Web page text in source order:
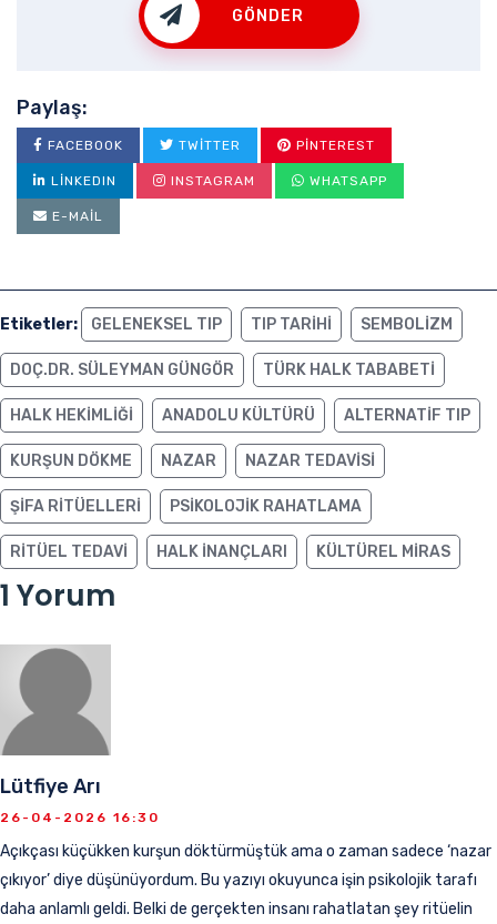
GÖNDER
Paylaş:
FACEBOOK TWITTER PINTEREST
LINKEDIN INSTAGRAM WHATSAPP
E-MAIL
Etiketler: GELENEKSEL TIP TIP TARIHI SEMBOLIZM
DOÇ.DR. SÜLEYMAN GÜNGÖR TÜRK HALK TABABETI
HALK HEKIMLIĞI ANADOLU KÜLTÜRÜ ALTERNATIF TIP
KURŞUN DÖKME NAZAR NAZAR TEDAVISI
ŞIFA RITÜELLERI PSIKOLOJIK RAHATLAMA
RITÜEL TEDAVI HALK INANÇLARI KÜLTÜREL MIRAS
1 Yorum
Lütfiye Arı
26-04-2026 16:30
Açıkçası küçükken kurşun döktürmüştük ama o zaman sadece ‘nazar
çıkıyor’ diye düşünüyordum. Bu yazıyı okuyunca işin psikolojik tarafı
daha anlamlı geldi. Belki de gerçekten insanı rahatlatan şey ritüelin